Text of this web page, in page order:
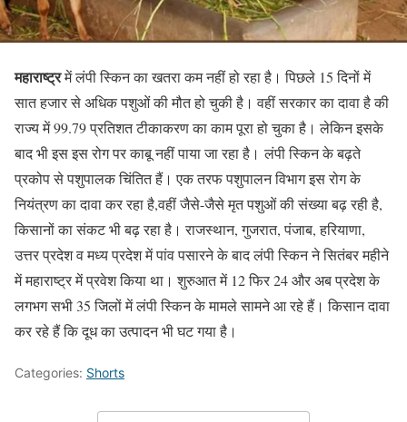
महाराष्ट्रमें लंपी स्किन का खतरा कम नहीं हो रहा है। पिछले 15 दिनों में
सात हजार से अधिक पशुओं की मौत हो चुकी है। वहीं सरकार का दावा है की
राज्य में 99.79 प्रतिशत टीकाकरण का काम पूरा हो चुका है। लेकिन इसके
बाद भी इस इस रोग पर काबू नहीं पाया जा रहा है। लंपी स्किन के बढ़ते
प्रकोप से पशुपालक चिंतित हैं। एक तरफ पशुपालन विभाग इस रोग के
नियंत्रण का दावा कर रहा है,वहीं जैसे-जैसे मृत पशुओं की संख्या बढ़ रही है,
किसानों का संकट भी बढ़ रहा है। राजस्थान, गुजरात, पंजाब, हरियाणा,
उत्तर प्रदेश व मध्य प्रदेश में पांव पसारने के बाद लंपी स्किन ने सितंबर महीने
में महाराष्ट्र में प्रवेश किया था। शुरुआत में 12 फिर 24 और अब प्रदेश के
लगभग सभी 35 जिलों में लंपी स्किन के मामले सामने आ रहे हैं। किसान दावा
कर रहे हैं कि दूध का उत्पादन भी घट गया है।
Categories: Shorts